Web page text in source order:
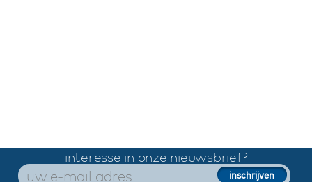
interesse in onze nieuwsbrief?